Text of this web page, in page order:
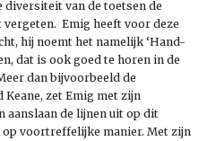
diversiteit van de toetsen de
Emig heeft voor deze
hij noemt het namelijk ‘Hand-
dat is ook goed te horen in de
dan bijvoorbeeld de
zet Emig met zijn
aanslaan de lijnen uit op dit
op voortreffelijke manier. Met zijn